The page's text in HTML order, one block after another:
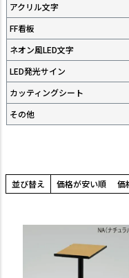
用語集
プライバシーポ
アクリル文字
FF看板
ネオン風LED文字
LED発光サイン
カッティングシート
その他
並び替え 価格が安い順 価